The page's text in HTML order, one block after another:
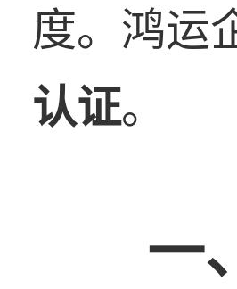
度。鸿运
认证。
一